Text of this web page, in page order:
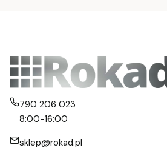
790 206 023
8:00-16:00
sklep@rokad.pl